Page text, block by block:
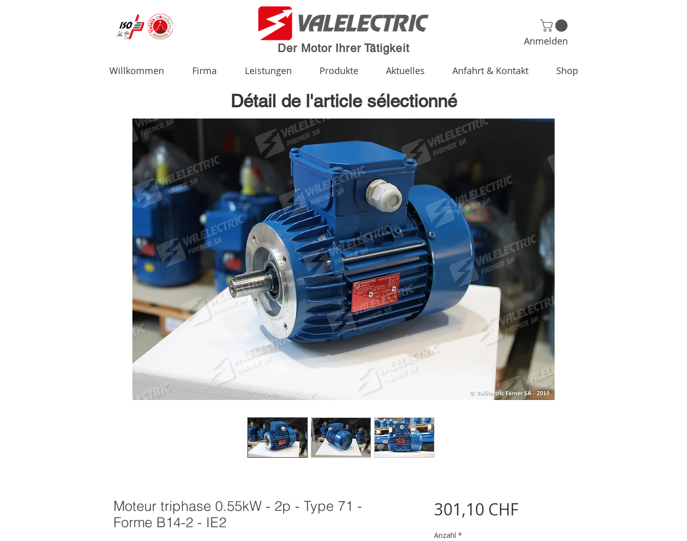
Der Motor Ihrer Tätigkeit
Anmelden
Willkommen Firma Leistungen Produkte Aktuelles Anfahrt & Kontakt Shop
Détail de l'article sélectionné
Moteur triphase 0.55kW - 2p - Type 71 -
Forme B14-2 - IE2
301,10 CHFPreis
Anzahl *